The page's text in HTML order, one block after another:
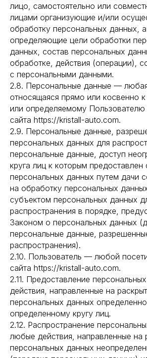
лицо, самостоятельно или
лицами организующие и/или
обработку персональных данных,
определяющие цели обработки
данных, состав персональных
обработке, действия (операции),
с персональными данными.
2.8. Персональные данные —
относящаяся прямо или косвенно
или определяемому
сайта https://kristall-auto.com.
2.9. Персональные данные,
персональных данных для
персональные данные, доступ
круга лиц к которым предоставлен
персональных данных путем дачи
на обработку персональных
субъектом персональных данных
распространения в порядке,
Законом о персональных данных
персональные данные,
распространения).
2.10. Пользователь — любой
сайта https://kristall-auto.com.
2.11. Предоставление
действия, направленные на
персональных данных
определенному кругу лиц.
2.12. Распространение
любые действия, направленные на
персональных данных